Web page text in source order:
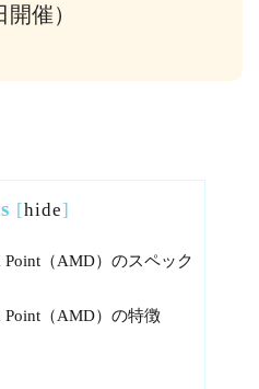
開催）
[hide]
Point（AMD）のスペック
Point（AMD）の特徴